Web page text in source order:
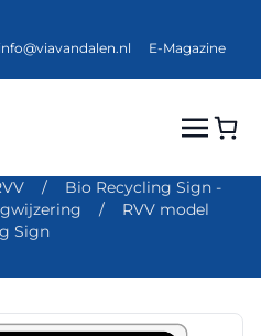
info@viavandalen.nl E-Magazine
/
Bio Recycling Sign -
/
RVV model
Sign